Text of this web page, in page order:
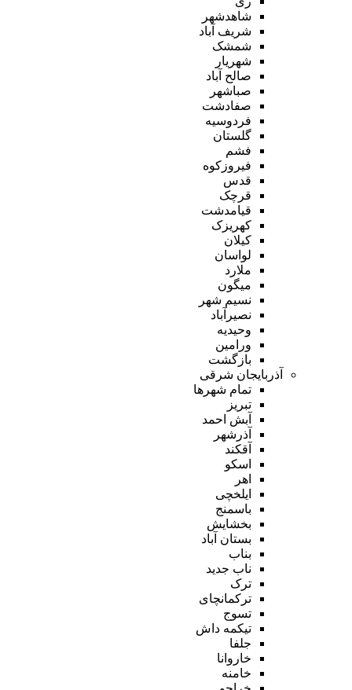
شاهدشهر
شریف آباد
شمشک
شهریار
صالح آباد
صباشهر
صفادشت
فردوسیه
گلستان
فشم
فیروزکوه
قدس
قرچک
قیامدشت
کهریزک
کیلان
لواسان
ملارد
میگون
نسیم شهر
نصیرآباد
وحیدیه
ورامین
بازگشت
آذربایجان شرقی
تمام شهر‌ها
تبریز
آبش احمد
آذرشهر
آقکند
اسکو
اهر
ایلخچی
باسمنج
بخشایش
بستان آباد
بناب
ناب جدید
ترک
ترکمانچای
تسوج
تیکمه داش
جلفا
خاروانا
خامنه